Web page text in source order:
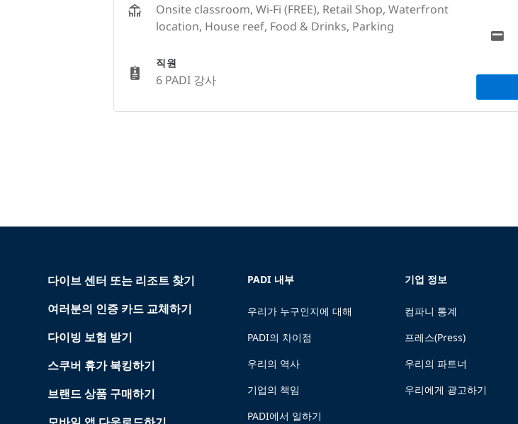
Onsite classroom, Wi-Fi (FREE), Retail Shop, Waterfront
location, House reef, Food & Drinks, Parking
직원
6 PADI 강사
다이브 센터 또는 리조트 찾기
여러분의 인증 카드 교체하기
다이빙 보험 받기
스쿠버 휴가 북킹하기
브랜드 상품 구매하기
PADI 내부
우리가 누구인지에 대해
PADI의 차이점
우리의 역사
기업의 책임
PADI에서 일하기
기업 정보
컴파니 통계
프레스(Press)
우리의 파트너
우리에게 광고하기